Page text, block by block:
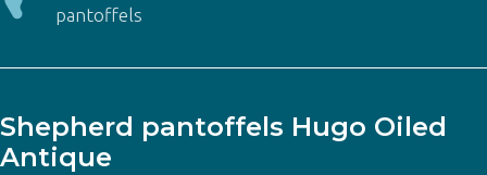
aantal
pantoffels
Shepherd pantoffels Hugo Oiled
Antique